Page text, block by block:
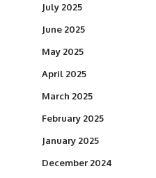
July 2025
June 2025
May 2025
April 2025
March 2025
February 2025
January 2025
December 2024